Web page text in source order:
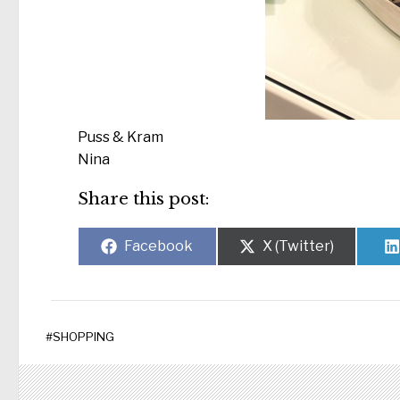
Puss & Kram
Nina
Share this post:
Dela
Facebook
Dela
X (Twitter)
#SHOPPING